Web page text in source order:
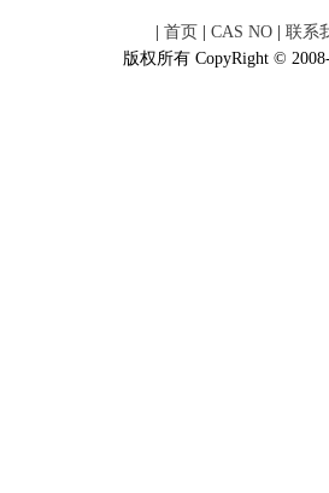
首页 CAS NO
联系
版权所有 CopyRight ©